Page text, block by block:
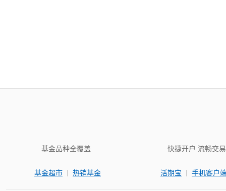
基金品种全覆盖
基金超市 | 热销基金
快捷开户 流畅交易
活期宝 | 手机客户